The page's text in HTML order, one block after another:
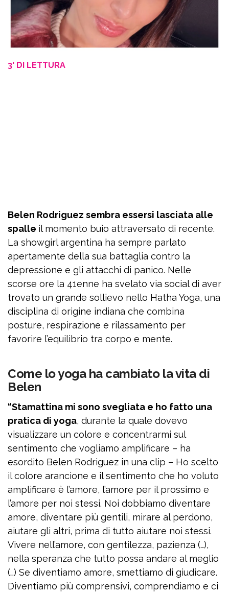
3' DI LETTURA
Belen Rodriguez sembra essersi lasciata alle
spalle il momento buio attraversato di recente.
La showgirl argentina ha sempre parlato
apertamente della sua battaglia contro la
depressione e gli attacchi di panico. Nelle
scorse ore la 41enne ha svelato via social di aver
trovato un grande sollievo nello Hatha Yoga, una
disciplina di origine indiana che combina
posture, respirazione e rilassamento per
favorire l’equilibrio tra corpo e mente.
Come lo yoga ha cambiato la vita di
Belen
“Stamattina mi sono svegliata e ho fatto una
pratica di yoga, durante la quale dovevo
visualizzare un colore e concentrarmi sul
sentimento che vogliamo amplificare – ha
esordito Belen Rodriguez in una clip – Ho scelto
il colore arancione e il sentimento che ho voluto
amplificare è l’amore, l’amore per il prossimo e
l’amore per noi stessi. Noi dobbiamo diventare
amore, diventare più gentili, mirare al perdono,
aiutare gli altri, prima di tutto aiutare noi stessi.
Vivere nell’amore, con gentilezza, pazienza (…),
nella speranza che tutto possa andare al meglio
(…) Se diventiamo amore, smettiamo di giudicare.
Diventiamo più comprensivi, comprendiamo e ci